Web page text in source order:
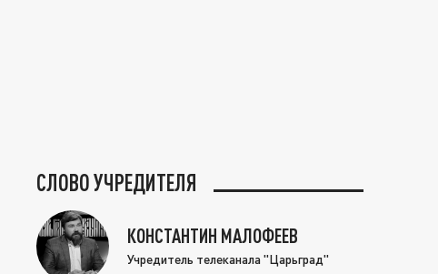
СЛОВО УЧРЕДИТЕЛЯ
КОНСТАНТИН МАЛОФЕЕВ
Учредитель телеканала "Царьград"